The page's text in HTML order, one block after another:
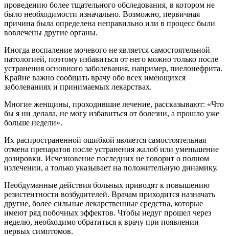
проведению более тщательного обследования, в котором не
было необходимости изначально. Возможно, первичная
причина была определена неправильно или в процесс были
вовлечены другие органы.
Иногда воспаление мочевого не является самостоятельной
патологией, поэтому избавиться от него можно только после
устранения основного заболевания, например, пиелонефрита.
Крайне важно сообщать врачу обо всех имеющихся
заболеваниях и принимаемых лекарствах.
Многие женщины, проходившие лечение, рассказывают: «Что
бы я ни делала, не могу избавиться от болезни, а прошло уже
больше недели».
Их распространенной ошибкой является самостоятельная
отмена препаратов после устранения жалоб или уменьшение
дозировки. Исчезновение последних не говорит о полном
излечении, а только указывает на положительную динамику.
Необдуманные действия больных приводят к повышению
резистентности возбудителей. Врачам приходится назначать
другие, более сильные лекарственные средства, которые
имеют ряд побочных эффектов. Чтобы недуг прошел через
неделю, необходимо обратиться к врачу при появлении
первых симптомов.